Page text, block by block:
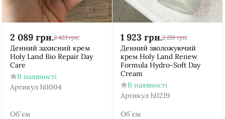
2 089 грн.2 423 грн.
Денний захисний крем
Holy Land Bio Repair Day
Care
В наявності
Артикул hl1004
Об`єм
1 923 грн.2 219 грн.
Денний зволожуючий
крем Holy Land Renew
Formula Hydro-Soft Day
Cream
В наявності
Артикул hl1219
Об`єм